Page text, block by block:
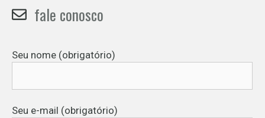
fale conosco
Seu nome (obrigatório)
Seu e-mail (obrigatório)